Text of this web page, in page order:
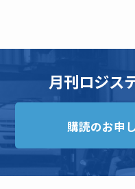
月刊ロジス
購読のお申